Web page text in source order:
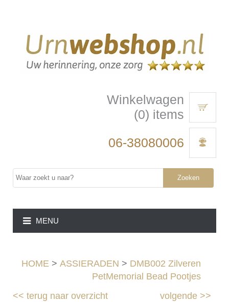
Winkelwagen
(0) items
06-38080006
Zoeken
MENU
HOME > ASSIERADEN > DMB002 Zilveren
PetMemorial Bead Pootjes
<<terug naar overzicht volgende>>